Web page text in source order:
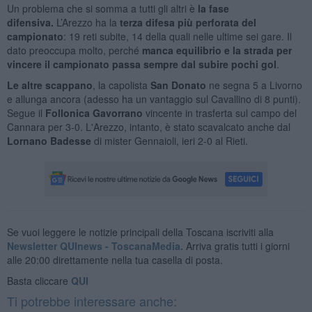
Un problema che si somma a tutti gli altri è la fase
difensiva. L’Arezzo ha la terza difesa più perforata del
campionato: 19 reti subite, 14 della quali nelle ultime sei gare. Il
dato preoccupa molto, perché manca equilibrio e la strada per
vincere il campionato passa sempre dal subire pochi gol
Le altre scappano , la capolista San Donato ne segna 5 a Livorno
e allunga ancora (adesso ha un vantaggio sul Cavallino di 8 punti).
Segue il Follonica Gavorrano vincente in trasferta sul campo del
Cannara per 3-0. L'Arezzo, intanto, è stato scavalcato anche dal
Lornano Badesse di mister Gennaioli, ieri 2-0 al Rieti.
Se vuoi leggere le notizie principali della Toscana iscriviti alla
Newsletter QUInews - ToscanaMedia. Arriva gratis tutti i giorni
alle 20:00 direttamente nella tua casella di posta.
Basta cliccare QUI
Ti potrebbe interessare anche: